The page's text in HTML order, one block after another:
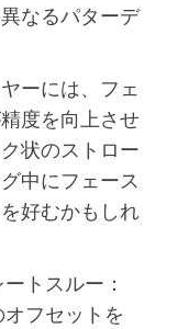
なるパターデ
ーには、フェ
度を向上させ
状のストロー
中にフェース
好むかもしれ
トスルー：
フセットを